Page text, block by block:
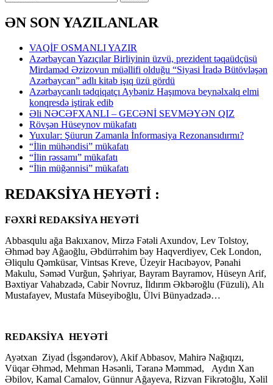
ƏN SON YAZILANLAR
VAQİF OSMANLI YAZIR
Azərbaycan Yazıçılar Birliyinin üzvü, prezident təqaüdçüsü
Mirdaməd Əzizovun müəllifi olduğu “Siyasi İradə Bütövləşən
Azərbaycan” adlı kitab işıq üzü gördü
Azərbaycanlı tədqiqatçı Aybəniz Haşımova beynəlxalq elmi
konqresdə iştirak edib
Əli NƏCƏFXANLI – GECƏNİ SEVMƏYƏN QIZ
Rövşən Hüseynov mükafatı
Yuxular: Şüurun Zamanla İnformasiya Rezonansıdırmı?
“İlin mühəndisi” mükafatı
“İlin rəssamı” mükafatı
“İlin müğənnisi” mükafatı
REDAKSİYA HEYƏTİ :
FƏXRİ REDAKSİYA HEYƏTİ
Abbasqulu ağa Bakıxanov, Mirzə Fətəli Axundov, Lev Tolstoy,
Əhməd bəy Ağaoğlu, Əbdürrəhim bəy Haqverdiyev, Cek London,
Əliqulu Qəmküsar, Vintsas Kreve, Üzeyir Hacıbəyov, Pənahi
Makulu, Səməd Vurğun, Şəhriyar, Bayram Bayramov, Hüseyn Arif,
Bəxtiyar Vahabzadə, Cabir Novruz, İldırım Əkbəroğlu (Füzuli), Alı
Mustafayev, Mustafa Müseyiboğlu, Ülvi Bünyadzadə…
REDAKSİYA HEYƏTİ
Ayətxan Ziyad (İsgəndərov), Akif Abbasov, Mahirə Nağıqızı,
Vüqar Əhməd, Mehman Həsənli, Təranə Məmməd, Aydın Xan
Əbilov, Kamal Camalov, Günnur Ağayeva, Rizvan Fikrətoğlu, Xəlil